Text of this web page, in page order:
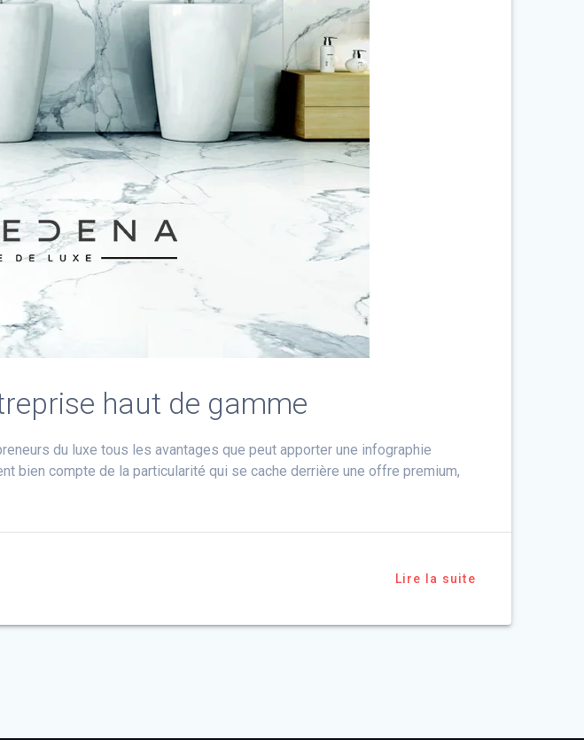
haut de gamme
du luxe tous les avantages que peut apporter une infographie
bien compte de la particularité qui se cache derrière une offre premium,
Lire la suite